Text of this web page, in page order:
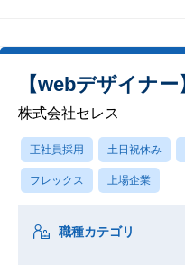
【webデザイナ
株式会社セレス
正社員採用 土日祝休み
フレックス 上場企業
職種カテゴリ